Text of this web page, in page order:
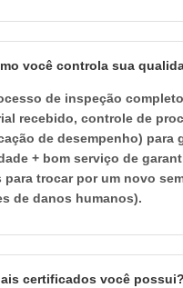
você controla sua
de inspeção
recebido, controle de
de desempenho) para
+ bom serviço de
para trocar por um novo
de danos humanos).
certificados você possui?